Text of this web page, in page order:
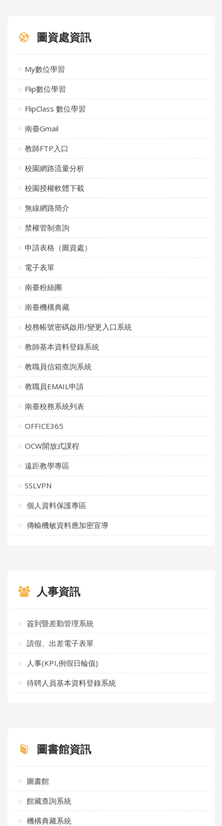
圖資處資訊
My數位學習
Flip數位學習
FlipClass 數位學習
南臺Gmail
教師FTP入口
校園網路流量分析
校園授權軟體下載
無線網路簡介
禁權管制查詢
申請表格（圖資處）
電子表單
南臺粉絲團
南臺機構典藏
校務帳號密碼啟用/變更入口系統
教師基本資料登錄系統
教職員信箱查詢系統
教職員EMAIL申請
南臺校務系統列表
OFFICE365
OCW開放式課程
遠距教學專區
SSLVPN
個人資料保護專區
傳輸機敏資料應加密宣導
人事資訊
簽到暨差勤管理系統
請假、出差電子表單
人事(KPI,例假日輪值)
待聘人員基本資料登錄系統
圖書館資訊
圖書館
館藏查詢系統
機構典藏系統